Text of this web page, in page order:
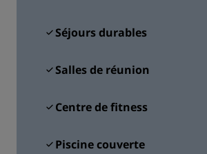
Séjours durables
Salles de réunion
Centre de fitness
Piscine couverte